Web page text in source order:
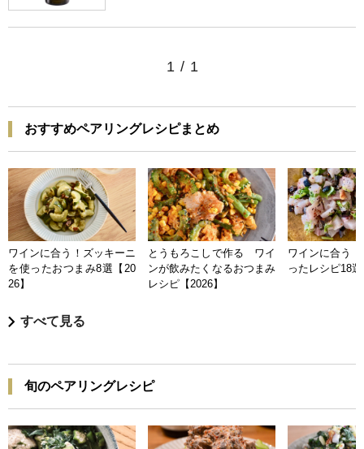
1 / 1
おすすめペアリングレシピまとめ
ワインに合う！ズッキーニ
を使ったおつまみ8選【20
26】
とうもろこしで作る ワイ
ンが飲みたくなるおつまみ
レシピ【2026】
ワインに合う
ったレシピ18
すべて見る
旬のペアリングレシピ